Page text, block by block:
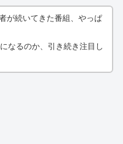
が続いてきた番組、やっぱ
なるのか、引き続き注目し